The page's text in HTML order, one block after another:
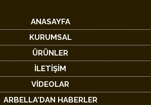
ANASAYFA
KURUMSAL
ÜRÜNLER
İLETİŞİM
VİDEOLAR
ARBELLA'DAN HABERLER